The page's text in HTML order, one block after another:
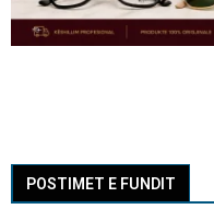
POSTIMET E FUNDIT